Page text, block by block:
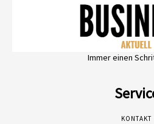
Immer einen
KONTAKT